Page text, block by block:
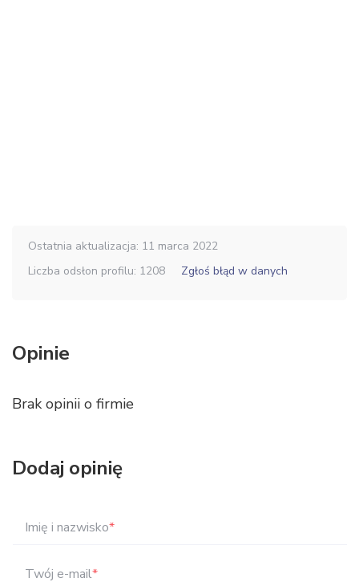
Ostatnia aktualizacja: 11 marca 2022
Liczba odsłon profilu: 1208
Zgłoś błąd w danych
Opinie
Brak opinii o firmie
Dodaj opinię
Imię i nazwisko*
Twój e-mail*